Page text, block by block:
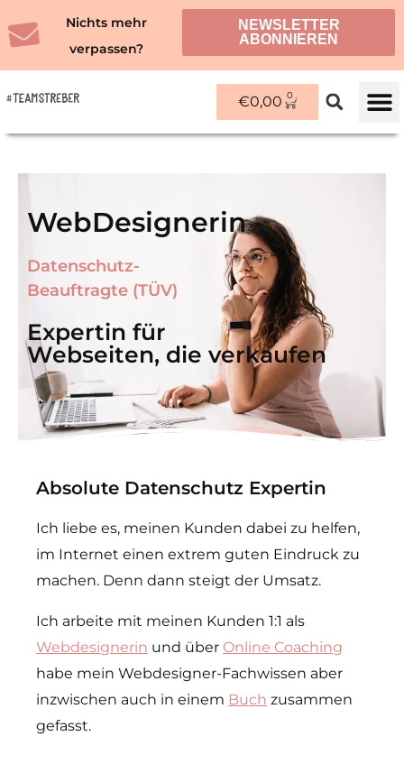
Inhalt
Nichts mehr
verpassen?
NEWSLETTER
ABONNIEREN
€0,00 0
WARENKORB
WebDesignerin
Datenschutz-
Beauftragte (TÜV)
Expertin für
Webseiten, die verkaufen
Absolute Datenschutz Expertin
Ich liebe es, meinen Kunden dabei zu helfen,
im Internet einen extrem guten Eindruck zu
machen. Denn dann steigt der Umsatz.
Ich arbeite mit meinen Kunden 1:1 als
Webdesignerin und über Online Coaching
habe mein Webdesigner-Fachwissen aber
inzwischen auch in einem Buch zusammen
gefasst.